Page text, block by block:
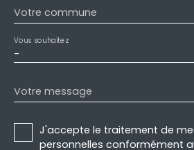
Votre commune
-
Vous souhaitez
Votre message
J'accepte le traitement de
personnelles conformément